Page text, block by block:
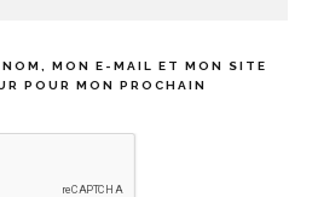
NOM, MON E-MAIL ET MON SITE
POUR MON PROCHAIN